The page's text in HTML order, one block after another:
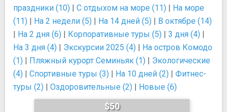
праздники (10) | С отдыхом на море (11) | На море
(11) | На 2 недели (5) | На 14 дней (5) | В октябре (14)
| На 2 дня (6) | Корпоративные туры (5) | 3 дня (4) |
На 3 дня (4) | Экскурсии 2025 (4) | На остров Комодо
(1) | Пляжный курорт Семиньяк (1) | Экологические
(4) | Спортивные туры (3) | На 10 дней (2) | Фитнес-
туры (2) | Оздоровительные (2) | Новые (6)
$50